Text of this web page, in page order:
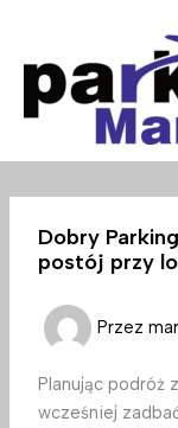
treści
Dobry
postój przy
Przez
Planując podróż
wcześniej